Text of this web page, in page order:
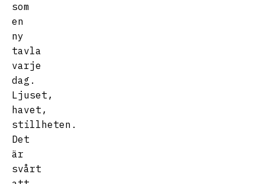
som
en
ny
tavla
varje
dag.
Ljuset,
havet,
stillheten.
Det
är
svårt